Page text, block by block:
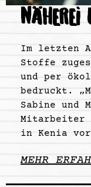
NÄHEREI
Im letzten
Stoffe
und per
bedruckt.
Sabine und
Mitarbeiter
in Kenia
MEHR